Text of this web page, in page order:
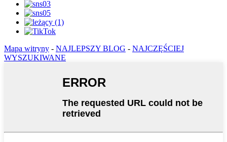
Mapa witryny - NAJLEPSZY BLOG - NAJCZĘŚCIEJ
WYSZUKIWANE